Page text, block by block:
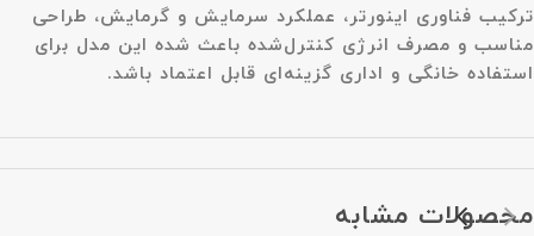
ترکیب فناوری اینورتر، عملکرد سرمایش و گرمایش، طراحی
مناسب و مصرف انرژی کنترل‌شده باعث شده این مدل برای
استفاده خانگی و اداری گزینه‌ای قابل اعتماد باشد.
محصولات مشابه